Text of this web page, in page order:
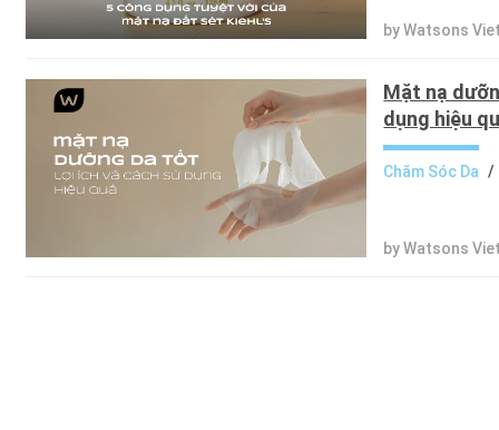
by Watsons
Mặt nạ
dụng hiệu
Chăm Sóc Da /
by Watsons